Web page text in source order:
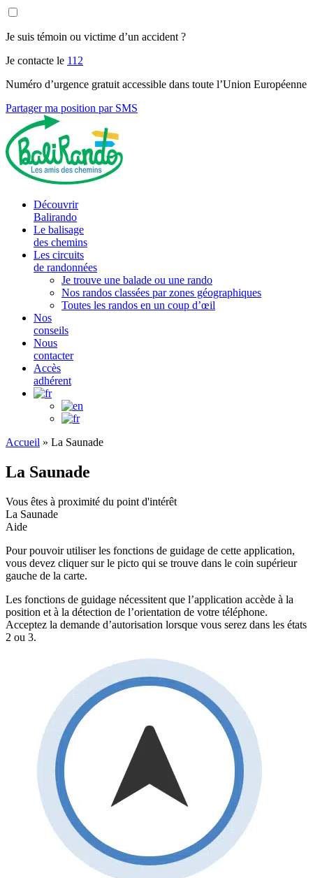
Je suis témoin ou victime d’un accident ?
Je contacte le 112
Numéro d’urgence gratuit accessible dans toute l’Union Européenne
Partager ma position par SMS
Découvrir
Balirando
Le balisage
des chemins
Les circuits
de randonnées
Je trouve une balade ou une rando
Nos randos classées par zones géographiques
Toutes les randos en un coup d’œil
Nos
conseils
Nous
contacter
Accès
adhérent
Accueil » La Saunade
La Saunade
Vous êtes à proximité du point d'intérêt
La Saunade
Aide
Pour pouvoir utiliser les fonctions de guidage de cette application,
vous devez cliquer sur le picto qui se trouve dans le coin supérieur
gauche de la carte.
Les fonctions de guidage nécessitent que l’application accède à la
position et à la détection de l’orientation de votre téléphone.
Acceptez la demande d’autorisation lorsque vous serez dans les états
2 ou 3.